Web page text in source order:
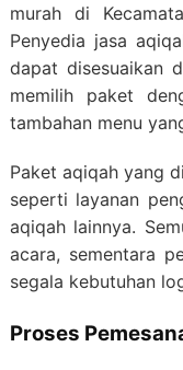
murah di
Penyedia jasa
dapat disesuaikan
memilih paket
tambahan menu
Paket aqiqah yang
seperti layanan
aqiqah lainnya.
acara, sementara
segala kebutuhan
Proses